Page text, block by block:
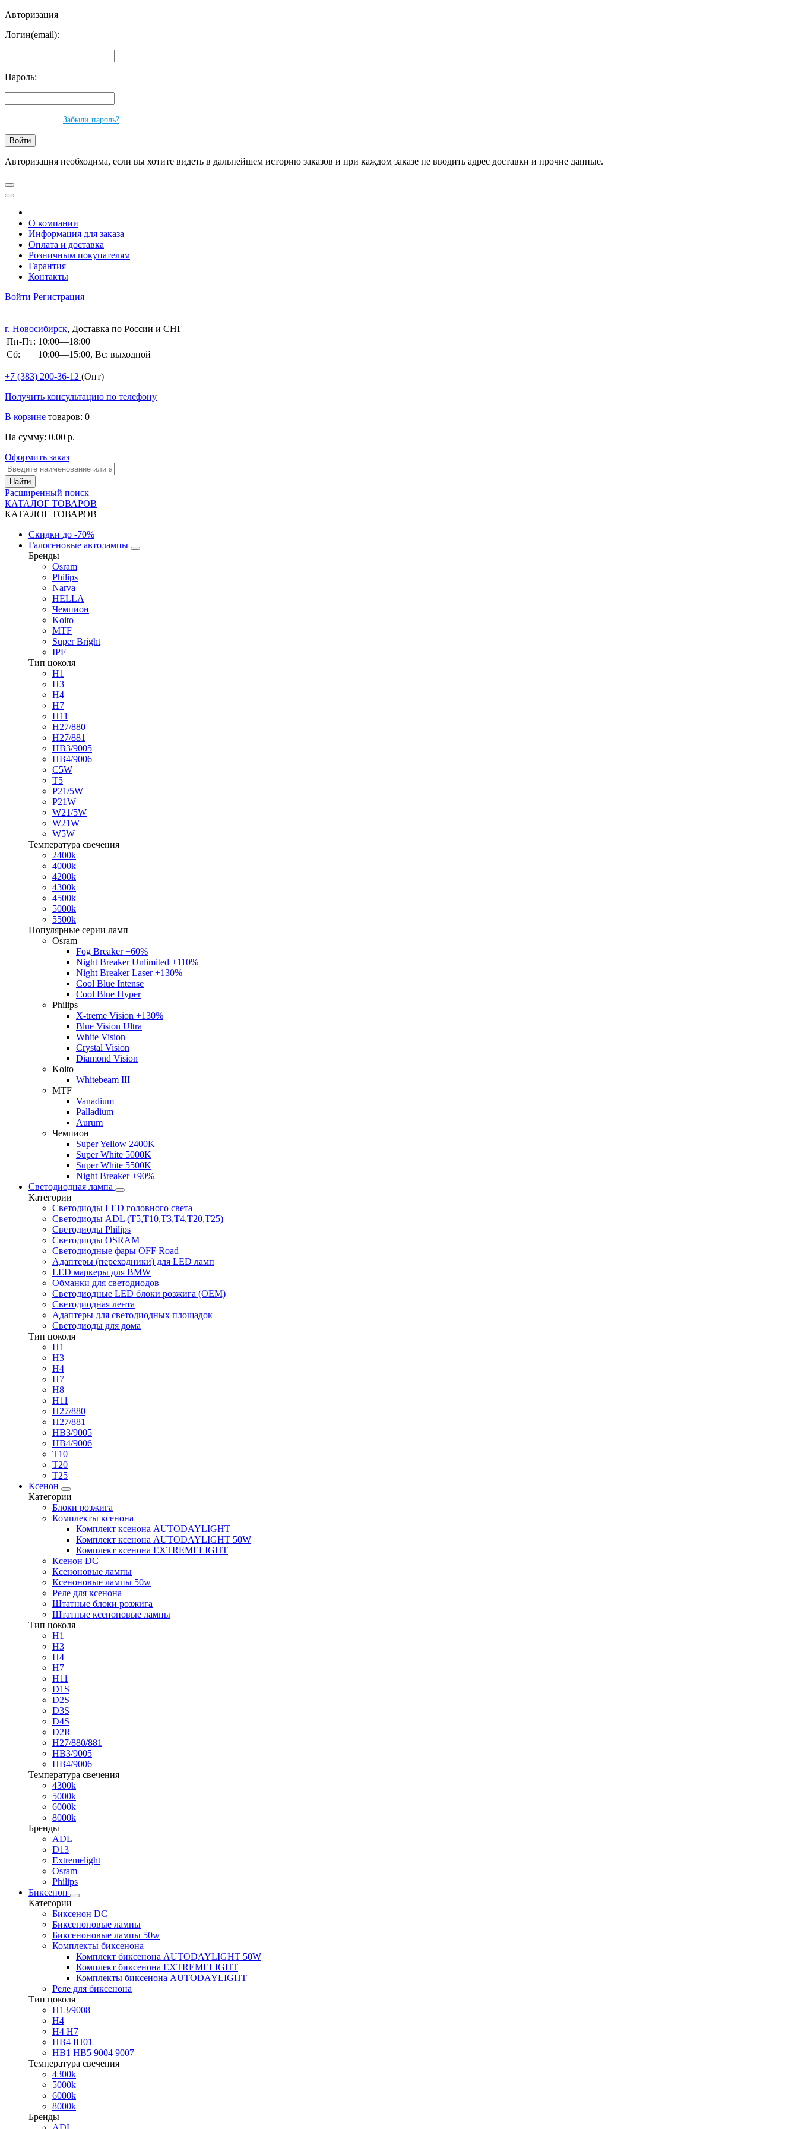
Авторизация
Логин(email):
Пароль:
Забыли пароль?
Авторизация необходима, если вы хотите видеть в дальнейшем историю заказов и при каждом заказе не вводить адрес доставки и прочие данные.
О компании
Информация для заказа
Оплата и доставка
Розничным покупателям
Гарантия
Контакты
Войти Регистрация
г. Новосибирск, Доставка по России и СНГ
Пн-Пт: 10:00—18:00
Сб:
10:00—15:00, Вс: выходной
+7 (383) 200-36-12 (Опт)
Получить консультацию по телефону
В корзине товаров: 0
На сумму: 0.00 р.
Оформить заказ
Расширенный поиск
КАТАЛОГ ТОВАРОВ
КАТАЛОГ ТОВАРОВ
Скидки до -70%
Галогеновые автолампы
Бренды
Osram
Philips
Narva
HELLA
Чемпион
Koito
MTF
Super Bright
IPF
Тип цоколя
H1
H3
H4
H7
H11
H27/880
H27/881
HB3/9005
HB4/9006
C5W
T5
P21/5W
P21W
W21/5W
W21W
W5W
Температура свечения
2400k
4000k
4200k
4300k
4500k
5000k
5500k
Популярные серии ламп
Osram
Fog Breaker +60%
Night Breaker Unlimited +110%
Night Breaker Laser +130%
Cool Blue Intense
Cool Blue Hyper
Philips
X-treme Vision +130%
Blue Vision Ultra
White Vision
Crystal Vision
Diamond Vision
Koito
Whitebeam III
MTF
Vanadium
Palladium
Aurum
Чемпион
Super Yellow 2400K
Super White 5000K
Super White 5500K
Night Breaker +90%
Светодиодная лампа
Категории
Светодиоды LED головного света
Светодиоды ADL (T5,T10,T3,T4,T20,T25)
Светодиоды Philips
Светодиоды OSRAM
Светодиодные фары OFF Road
Адаптеры (переходники) для LED ламп
LED маркеры для BMW
Обманки для светодиодов
Светодиодные LED блоки розжига (OEM)
Светодиодная лента
Адаптеры для светодиодных площадок
Светодиоды для дома
Тип цоколя
H1
H3
H4
H7
H8
H11
H27/880
H27/881
HB3/9005
HB4/9006
T10
T20
T25
Ксенон
Категории
Блоки розжига
Комплекты ксенона
Комплект ксенона AUTODAYLIGHT
Комплект ксенона AUTODAYLIGHT 50W
Комплект ксенона EXTREMELIGHT
Ксенон DC
Ксеноновые лампы
Ксеноновые лампы 50w
Реле для ксенона
Штатные блоки розжига
Штатные ксеноновые лампы
Тип цоколя
H1
H3
H4
H7
H11
D1S
D2S
D3S
D4S
D2R
H27/880/881
HB3/9005
HB4/9006
Температура свечения
4300k
5000k
6000k
8000k
Бренды
ADL
D13
Extremelight
Osram
Philips
Биксенон
Категории
Биксенон DC
Биксеноновые лампы
Биксеноновые лампы 50w
Комплекты биксенона
Комплект биксенона AUTODAYLIGHT 50W
Комплект биксенона EXTREMELIGHT
Комплекты биксенона AUTODAYLIGHT
Реле для биксенона
Тип цоколя
H13/9008
H4
H4 H7
HB4 IH01
HB1 HB5 9004 9007
Температура свечения
4300k
5000k
6000k
8000k
Бренды